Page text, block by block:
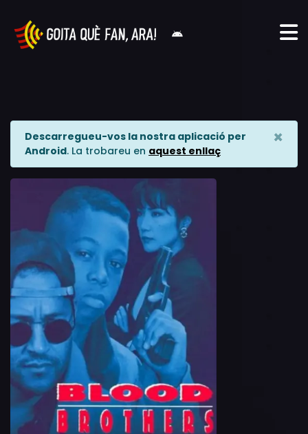
Descarregueu-vos la nostra aplicació per
Android. La trobareu en aquest enllaç
×